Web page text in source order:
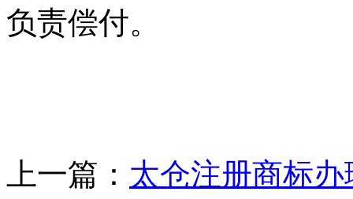
负责偿付。
上一篇： 太仓注册商标